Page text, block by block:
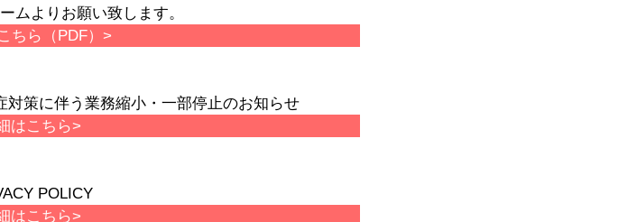
ムよりお願い致します。
ちら（PDF）>
対策に伴う業務縮小・一部停止のお知らせ
はこちら>
POLICY
はこちら>